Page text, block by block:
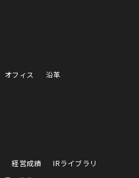
オフィス 沿革
経営成績
IRライブラリ